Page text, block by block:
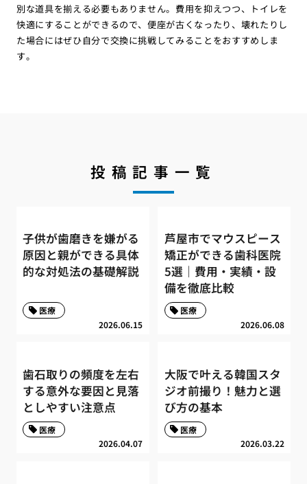
別な道具を揃える必要もありません。費用を抑えつつ、トイレを
快適にすることができるので、便座が古くなったり、壊れたりし
た場合にはぜひ自分で交換に挑戦してみることをおすすめしま
す。
投稿記事一覧
子供が歯磨きを嫌がる
原因と親ができる具体
的な対処法の基礎解説
2026.06.15
医療
芦屋市でマウスピース
矯正ができる歯科医院
5選｜費用・実績・設
備を徹底比較
2026.06.08
医療
歯石取りの頻度を左右
する意外な要因と見落
としやすい注意点
2026.04.07
医療
大阪で叶える韓国スタ
ジオ前撮り！魅力と選
び方の基本
2026.03.22
医療